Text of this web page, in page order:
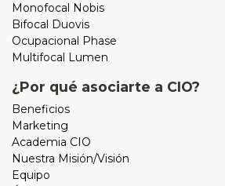
Monofocal Nobis
Bifocal Duovis
Ocupacional Phase
Multifocal Lumen
¿Por qué asociarte a CIO?
Beneficios
Marketing
Academia CIO
Nuestra Misión/Visión
Equipo